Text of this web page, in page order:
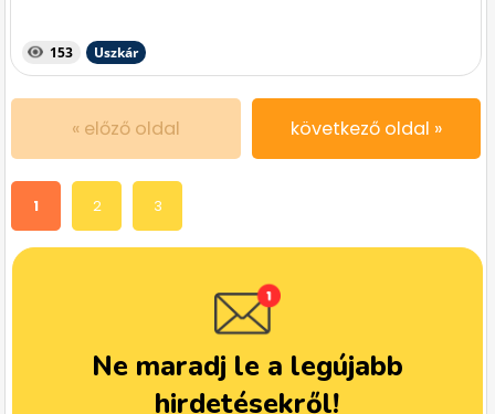
153 Uszkár
« előző oldal következő oldal »
1 2 3
Ne maradj le a legújabb
hirdetésekről!